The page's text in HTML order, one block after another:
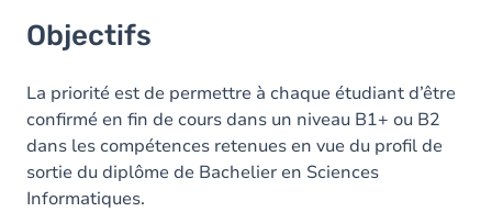
Objectifs
La priorité est de permettre à chaque étudiant d’être
confirmé en fin de cours dans un niveau B1+ ou B2
dans les compétences retenues en vue du profil de
sortie du diplôme de Bachelier en Sciences
Informatiques.